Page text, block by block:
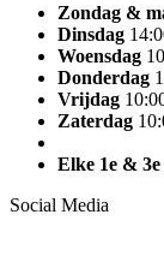
Zondag &
Dinsdag
Woensdag
Donderdag
Vrijdag
Zaterdag
Elke 1e &
Social Media